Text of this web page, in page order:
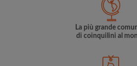
La più grande
di coinquilini al